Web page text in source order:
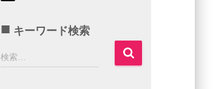
キーワード検索
検
索
検索…